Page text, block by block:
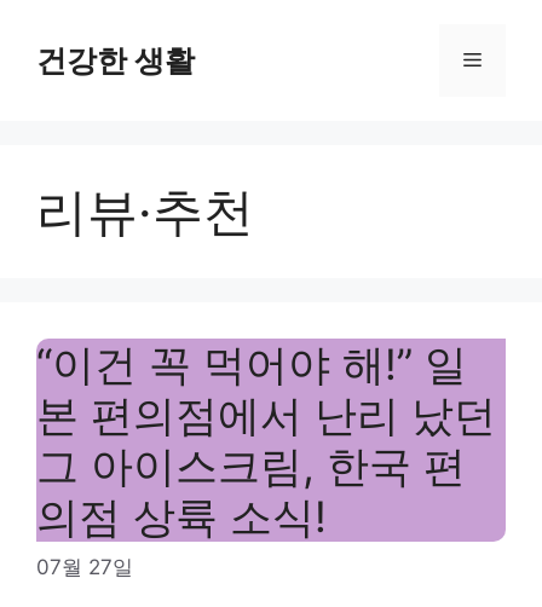
content건강한 생활 Menu
리뷰·추천
“이건 꼭 먹어야 해!” 일
본 편의점에서 난리 났던
그 아이스크림, 한국 편
의점 상륙 소식!
07월 27일